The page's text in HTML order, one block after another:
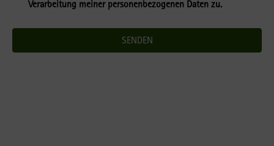
Verarbeitung meiner personenbezogenen Daten zu.